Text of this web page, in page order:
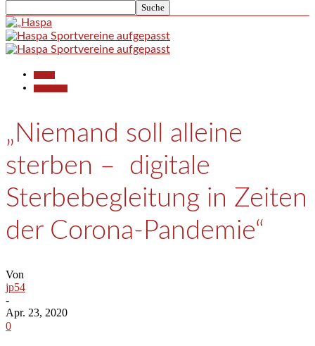
„Niemand soll alleine
sterben – digitale
Sterbebegleitung in Zeiten
der Corona-Pandemie“
Von
jp54
-
Apr. 23, 2020
0